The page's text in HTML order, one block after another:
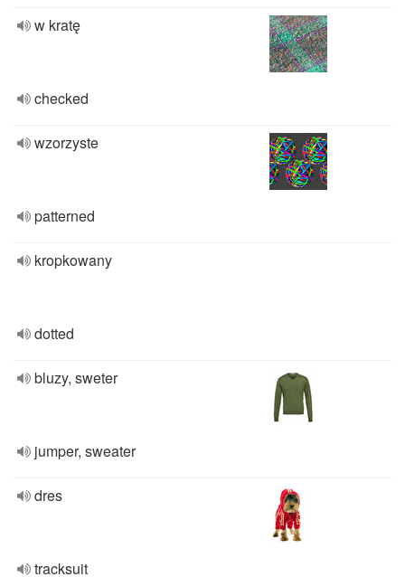
w kratę
checked
wzorzyste
patterned
kropkowany
dotted
bluzy, sweter
jumper, sweater
dres
tracksuit